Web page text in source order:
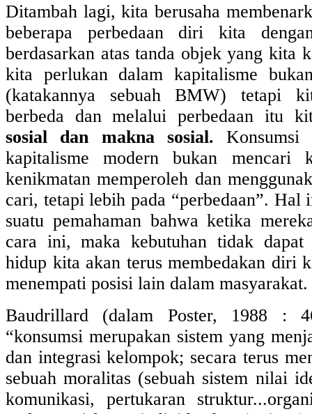
Ditambah lagi, kita berusaha
beberapa perbedaan diri kita
berdasarkan atas tanda objek yang kita
kita perlukan dalam kapitalisme
(katakannya sebuah BMW) tetapi
berbeda dan melalui perbedaan itu
sosial dan makna sosial.Konsumsi
kapitalisme modern bukan mencari
kenikmatan memperoleh dan
cari, tetapi lebih pada “perbedaan”. Hal
suatu pemahaman bahwa ketika
cara ini, maka kebutuhan tidak dapat
hidup kita akan terus membedakan diri
menempati posisi lain dalam masyarakat.
Baudrillard (dalam Poster, 1988 :
“konsumsi merupakan sistem yang
dan integrasi kelompok; secara terus
sebuah moralitas (sebuah sistem nilai
komunikasi, pertukaran